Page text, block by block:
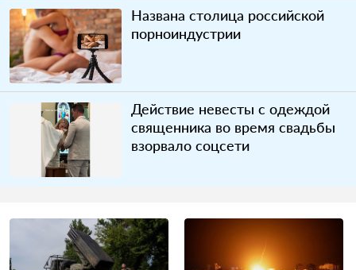
Названа столица российской
порноиндустрии
Действие невесты с одеждой
священника во время свадьбы
взорвало соцсети